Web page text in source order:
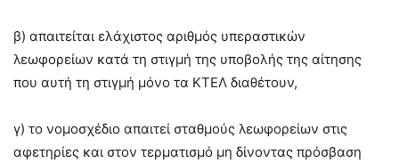
β) απαιτείται ελάχιστος αριθμός υπεραστικών
λεωφορείων κατά τη στιγμή της υποβολής της αίτησης
που αυτή τη στιγμή μόνο τα ΚΤΕΛ διαθέτουν,
γ) το νομοσχέδιο απαιτεί σταθμούς λεωφορείων στις
αφετηρίες και στον τερματισμό μη δίνοντας πρόσβαση